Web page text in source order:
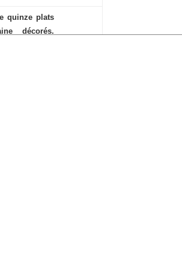
quinze plats
décorés.